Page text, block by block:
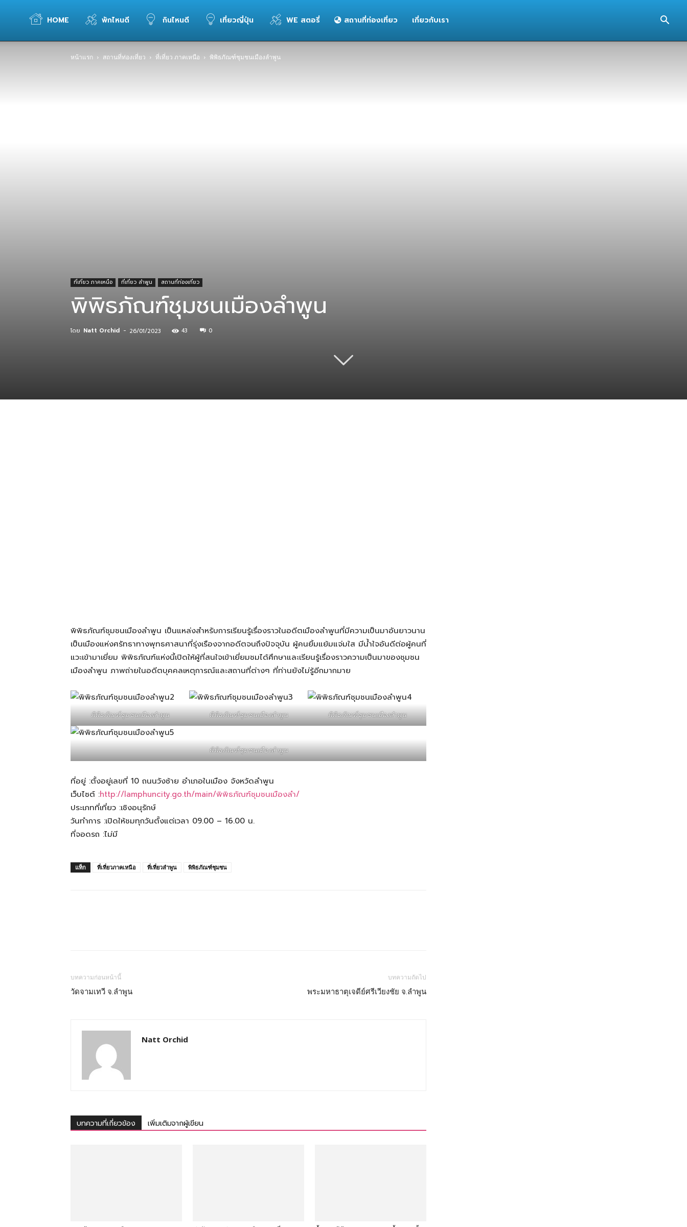
WELOVETOGO
HOME พักไหนดี กินไหนดี เที่ยวญี่ปุ่น WE สตอรี่ สถานที่ท่องเที่ยว เกี่ยวกับเรา
หน้าแรก สถานที่ท่องเที่ยว ที่เที่ยว ภาคเหนือ พิพิธภัณฑ์ชุมชนเมืองลําพูน
ที่เที่ยว ภาคเหนือ ที่เที่ยว ลำพูน สถานที่ท่องเที่ยว
พิพิธภัณฑ์ชุมชนเมืองลําพูน
โดย Natt Orchid - 26/01/2023 43 0
พิพิธภัณฑ์ชุมชนเมืองลำพูน เป็นแหล่งสำหรับการเรียนรู้เรื่องราวในอดีตเมืองลำพูนที่มีความเป็นมาอันยาวนาน
เป็นเมืองแห่งศรัทธาทางพุทธศาสนาที่รุ่งเรืองจากอดีตจนถึงปัจจุบัน ผู้คนยิ้มแย้มแจ่มใส มีน้ำใจอันดีต่อผู้คนที่
แวะเข้ามาเยี่ยม พิพิธภัณฑ์แห่งนี้เปิดให้ผู้ที่สนใจเข้าเยี่ยมชมได้ศึกษาและเรียนรู้เรื่องราวความเป็นมาของชุมชน
เมืองลำพูน ภาพถ่ายในอดีตบุคคลเหตุการณ์และสถานที่ต่างๆ ที่ท่านยังไม่รู้อีกมากมาย
พิพิธภัณฑ์ชุมชนเมืองลําพูน พิพิธภัณฑ์ชุมชนเมืองลําพูน พิพิธภัณฑ์ชุมชนเมืองลําพูน
พิพิธภัณฑ์ชุมชนเมืองลําพูน
ที่อยู่ :ตั้งอยู่เลขที่ 10 ถนนวังซ้าย อำเภอในเมือง จังหวัดลำพูน
เว็บไซต์ :http://lamphuncity.go.th/main/พิพิธภัณฑ์ชุมชนเมืองลำ/
ประเภทที่เที่ยว :เชิงอนุรักษ์
วันทำการ :เปิดให้ชมทุกวันตั้งแต่เวลา 09.00 – 16.00 น.
ที่จอดรถ :ไม่มี
แท็ก ที่เที่ยวภาคเหนือ ที่เที่ยวลำพูน พิพิธภัณฑ์ชุมชน
บทความก่อนหน้านี้
วัดจามเทวี จ.ลำพูน
บทความถัดไป
พระมหาธาตุเจดีย์ศรีเวียงชัย จ.ลำพูน
Natt Orchid
บทความที่เกี่ยวข้อง เพิ่มเติมจากผู้เขียน